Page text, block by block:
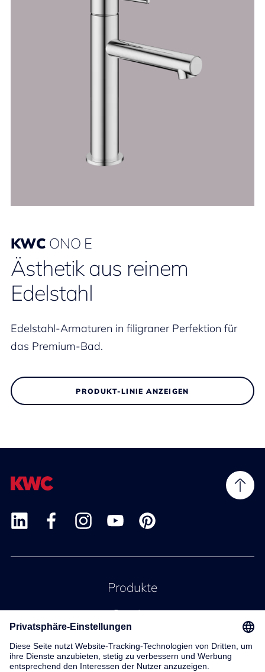
KWC ONO E
Ästhetik aus reinem
Edelstahl
Edelstahl-Armaturen in filigraner Perfektion für
das Premium-Bad.
PRODUKT-LINIE ANZEIGEN
Produkte
Service
Kontakt
Über uns